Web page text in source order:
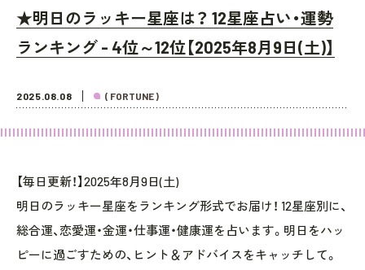
★明日のラッキー星座は？ 12星座占い・運勢
ランキング - 4位～12位【2025年8月9日(土)】
2025.08.08 ( FORTUNE )
【毎日更新！】2025年8月9日(土)
明日のラッキー星座をランキング形式でお届け！ 12星座別に、
総合運、恋愛運・金運・仕事運・健康運を占います。明日をハッ
ピーに過ごすための、ヒント＆アドバイスをキャッチして。